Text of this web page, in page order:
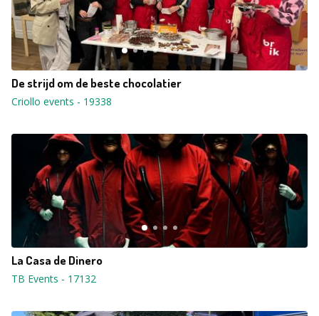
De strijd om de beste chocolatier
Criollo events - 19338
La Casa de Dinero
TB Events - 17132